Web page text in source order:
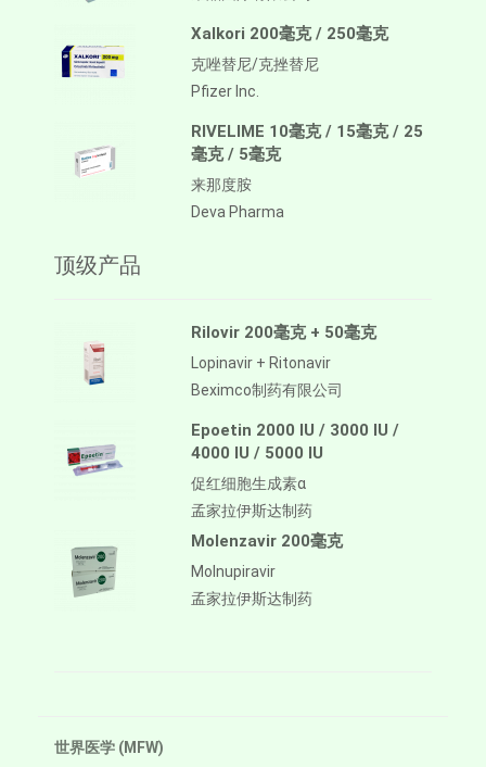
Xalkori 200毫克 / 250毫克
克唑替尼/克挫替尼
Pfizer Inc.
RIVELIME 10毫克 / 15毫克 / 25
毫克 / 5毫克
来那度胺
Deva Pharma
顶级产品
Rilovir 200毫克 + 50毫克
Lopinavir + Ritonavir
Beximco制药有限公司
Epoetin 2000 IU / 3000 IU /
4000 IU / 5000 IU
促红细胞生成素α
孟家拉伊斯达制药
Molenzavir 200毫克
Molnupiravir
孟家拉伊斯达制药
世界医学 (MFW)